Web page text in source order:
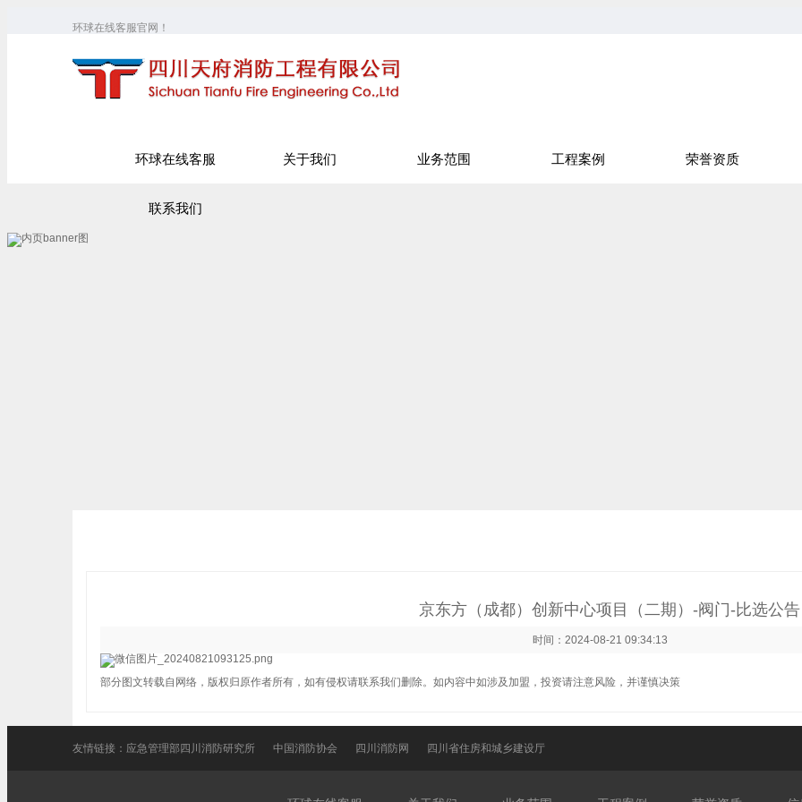
环球在线客服官网！
环球在线客服 关于我们 业务范围 工程案例 荣誉资质
联系我们
京东方（成都）创新中心项目（二期）-阀门-比选公告
时间：2024-08-21 09:34:13
部分图文转载自网络，版权归原作者所有，如有侵权请联系我们删除。如内容中如涉及加盟，投资请注意风险，并谨慎决策
友情链接： 应急管理部四川消防研究所 中国消防协会 四川消防网 四川省住房和城乡建设厅